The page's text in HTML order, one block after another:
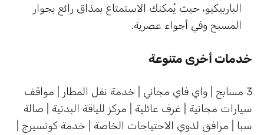
الباربيكيو، حيث يُمكنك الاستمتاع بمذاق رائع بجوار
المسبح وفي أجواء عصرية.
خدمات أخرى متنوعة
3 مسابح | واي فاي مجاني | خدمة نقل المطار | مواقف
سيارات مجانية | غرف عائلية | مركز للياقة البدنية | صالة
سبا | مرافق لذوي الاحتياجات الخاصة | خدمة كونسيرج |